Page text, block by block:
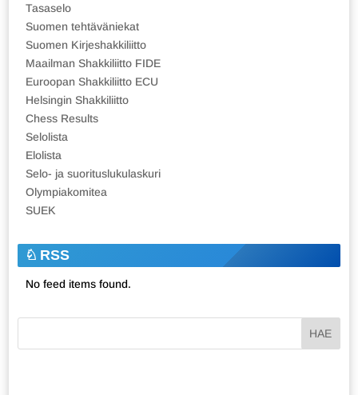
Tasaselo
Suomen tehtäväniekat
Suomen Kirjeshakkiliitto
Maailman Shakkiliitto FIDE
Euroopan Shakkiliitto ECU
Helsingin Shakkiliitto
Chess Results
Selolista
Elolista
Selo- ja suorituslukulaskuri
Olympiakomitea
SUEK
RSS
No feed items found.